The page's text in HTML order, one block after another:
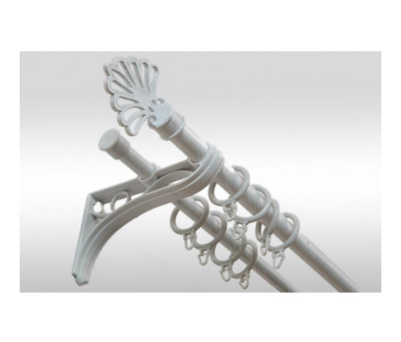
Строительство и ремонт
Бытовая техника
Обувь для дома и дачи